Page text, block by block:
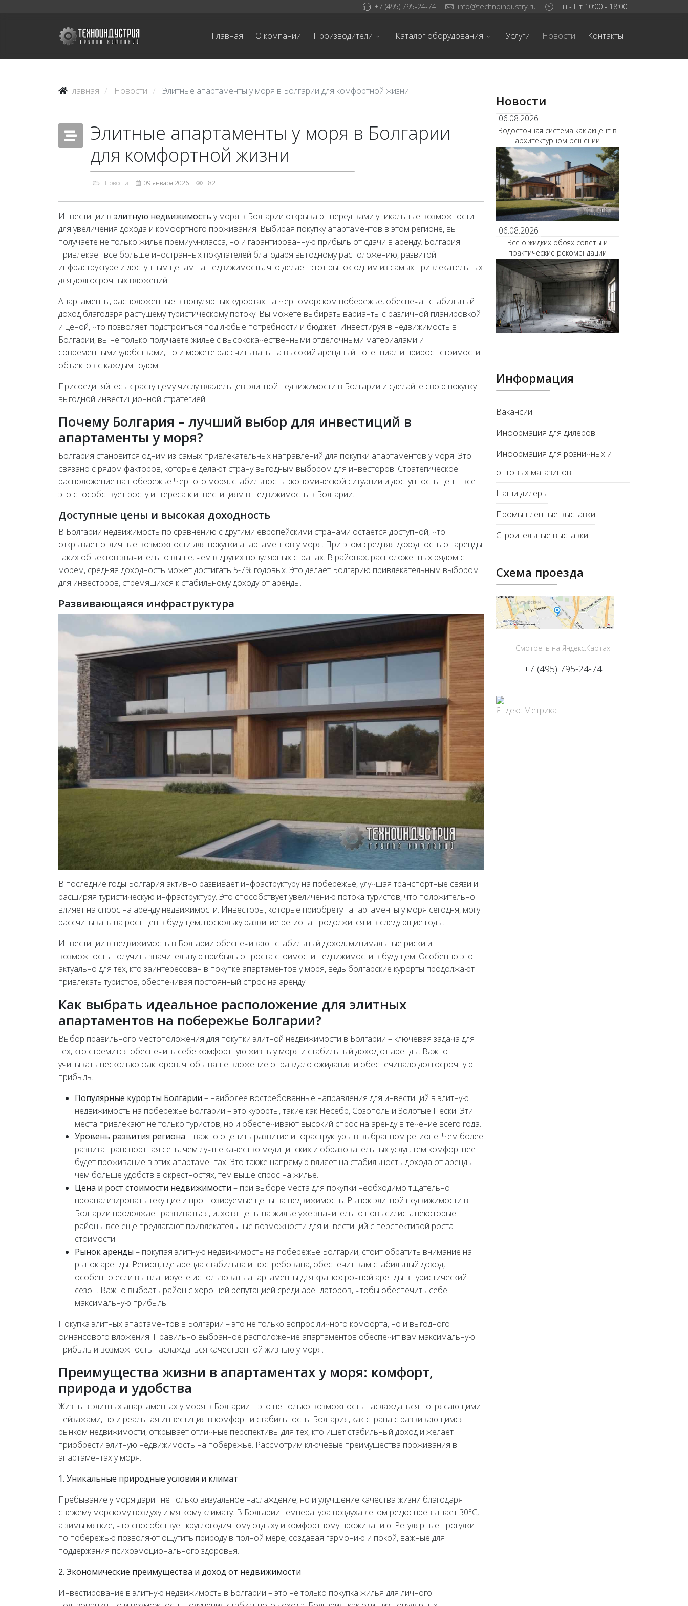
+7 (495) 795-24-74 info@technoindustry.ru Пн - Пт 10:00 - 18:00
Главная О компании Производители Каталог оборудования Услуги Новости Контакты
Главная / Новости / Элитные апартаменты у моря в Болгарии для комфортной жизни
Элитные апартаменты у моря в Болгарии
для комфортной жизни
Новости 09 января 2026 82
Инвестиции в элитную недвижимость у моря в Болгарии открывают перед вами уникальные возможности
для увеличения дохода и комфортного проживания. Выбирая покупку апартаментов в этом регионе, вы
получаете не только жилье премиум-класса, но и гарантированную прибыль от сдачи в аренду. Болгария
привлекает все больше иностранных покупателей благодаря выгодному расположению, развитой
инфраструктуре и доступным ценам на недвижимость, что делает этот рынок одним из самых привлекательных
для долгосрочных вложений.
Апартаменты, расположенные в популярных курортах на Черноморском побережье, обеспечат стабильный
доход благодаря растущему туристическому потоку. Вы можете выбирать варианты с различной планировкой
и ценой, что позволяет подстроиться под любые потребности и бюджет. Инвестируя в недвижимость в
Болгарии, вы не только получаете жилье с высококачественными отделочными материалами и
современными удобствами, но и можете рассчитывать на высокий арендный потенциал и прирост стоимости
объектов с каждым годом.
Присоединяйтесь к растущему числу владельцев элитной недвижимости в Болгарии и сделайте свою покупку
выгодной инвестиционной стратегией.
Почему Болгария – лучший выбор для инвестиций в
апартаменты у моря?
Болгария становится одним из самых привлекательных направлений для покупки апартаментов у моря. Это
связано с рядом факторов, которые делают страну выгодным выбором для инвесторов. Стратегическое
расположение на побережье Черного моря, стабильность экономической ситуации и доступность цен – все
это способствует росту интереса к инвестициям в недвижимость в Болгарии.
Доступные цены и высокая доходность
В Болгарии недвижимость по сравнению с другими европейскими странами остается доступной, что
открывает отличные возможности для покупки апартаментов у моря. При этом средняя доходность от аренды
таких объектов значительно выше, чем в других популярных странах. В районах, расположенных рядом с
морем, средняя доходность может достигать 5-7% годовых. Это делает Болгарию привлекательным выбором
для инвесторов, стремящихся к стабильному доходу от аренды.
Развивающаяся инфраструктура
В последние годы Болгария активно развивает инфраструктуру на побережье, улучшая транспортные связи и
расширяя туристическую инфраструктуру. Это способствует увеличению потока туристов, что положительно
влияет на спрос на аренду недвижимости. Инвесторы, которые приобретут апартаменты у моря сегодня, могут
рассчитывать на рост цен в будущем, поскольку развитие региона продолжится и в следующие годы.
Инвестиции в недвижимость в Болгарии обеспечивают стабильный доход, минимальные риски и
возможность получить значительную прибыль от роста стоимости недвижимости в будущем. Особенно это
актуально для тех, кто заинтересован в покупке апартаментов у моря, ведь болгарские курорты продолжают
привлекать туристов, обеспечивая постоянный спрос на аренду.
Как выбрать идеальное расположение для элитных
апартаментов на побережье Болгарии?
Выбор правильного местоположения для покупки элитной недвижимости в Болгарии – ключевая задача для
тех, кто стремится обеспечить себе комфортную жизнь у моря и стабильный доход от аренды. Важно
учитывать несколько факторов, чтобы ваше вложение оправдало ожидания и обеспечивало долгосрочную
прибыль.
Популярные курорты Болгарии – наиболее востребованные направления для инвестиций в элитную
недвижимость на побережье Болгарии – это курорты, такие как Несебр, Созополь и Золотые Пески. Эти
места привлекают не только туристов, но и обеспечивают высокий спрос на аренду в течение всего года.
Уровень развития региона – важно оценить развитие инфраструктуры в выбранном регионе. Чем более
развита транспортная сеть, чем лучше качество медицинских и образовательных услуг, тем комфортнее
будет проживание в этих апартаментах. Это также напрямую влияет на стабильность дохода от аренды –
чем больше удобств в окрестностях, тем выше спрос на жилье.
Цена и рост стоимости недвижимости – при выборе места для покупки необходимо тщательно
проанализировать текущие и прогнозируемые цены на недвижимость. Рынок элитной недвижимости в
Болгарии продолжает развиваться, и, хотя цены на жилье уже значительно повысились, некоторые
районы все еще предлагают привлекательные возможности для инвестиций с перспективой роста
стоимости.
Рынок аренды – покупая элитную недвижимость на побережье Болгарии, стоит обратить внимание на
рынок аренды. Регион, где аренда стабильна и востребована, обеспечит вам стабильный доход,
особенно если вы планируете использовать апартаменты для краткосрочной аренды в туристический
сезон. Важно выбрать район с хорошей репутацией среди арендаторов, чтобы обеспечить себе
максимальную прибыль.
Покупка элитных апартаментов в Болгарии – это не только вопрос личного комфорта, но и выгодного
финансового вложения. Правильно выбранное расположение апартаментов обеспечит вам максимальную
прибыль и возможность наслаждаться качественной жизнью у моря.
Преимущества жизни в апартаментах у моря: комфорт,
природа и удобства
Жизнь в элитных апартаментах у моря в Болгарии – это не только возможность наслаждаться потрясающими
пейзажами, но и реальная инвестиция в комфорт и стабильность. Болгария, как страна с развивающимся
рынком недвижимости, открывает отличные перспективы для тех, кто ищет стабильный доход и желает
приобрести элитную недвижимость на побережье. Рассмотрим ключевые преимущества проживания в
апартаментах у моря.
1. Уникальные природные условия и климат
Пребывание у моря дарит не только визуальное наслаждение, но и улучшение качества жизни благодаря
свежему морскому воздуху и мягкому климату. В Болгарии температура воздуха летом редко превышает 30°C,
а зимы мягкие, что способствует круглогодичному отдыху и комфортному проживанию. Регулярные прогулки
по побережью позволяют ощутить природу в полной мере, создавая гармонию и покой, важные для
поддержания психоэмоционального здоровья.
2. Экономические преимущества и доход от недвижимости
Инвестирование в элитную недвижимость в Болгарии – это не только покупка жилья для личного
Новости
06.08.2026
Водосточная система как акцент в
архитектурном решении
06.08.2026
Все о жидких обоях советы и
практические рекомендации
Информация
Вакансии
Информация для дилеров
Информация для розничных и
оптовых магазинов
Наши дилеры
Промышленные выставки
Строительные выставки
Схема проезда
Смотреть на Яндекс.Картах
+7 (495) 795-24-74